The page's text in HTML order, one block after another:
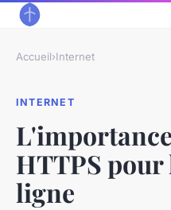
Accueil›Internet
INTERNET
HTTPS pour
ligne